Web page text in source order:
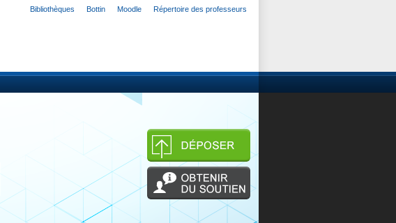
Bibliothèques Bottin Moodle Répertoire des professeurs